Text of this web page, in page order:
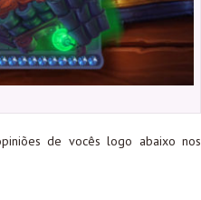
de vocês logo abaixo nos